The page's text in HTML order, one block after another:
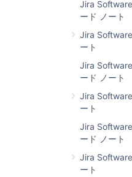
Jira
ード ノート
Jira
ート
Jira
ード ノート
Jira
ート
Jira
ード ノート
Jira
ート
Jira を起動しま
パフォーマンスの問題
have performance
opening pages or
applies only if you’re
have more than
increase the heap
We’ll release a fix for